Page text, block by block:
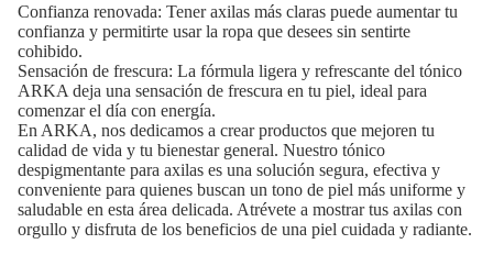
Confianza renovada: Tener axilas más claras puede aumentar tu
confianza y permitirte usar la ropa que desees sin sentirte
cohibido.
Sensación de frescura: La fórmula ligera y refrescante del tónico
ARKA deja una sensación de frescura en tu piel, ideal para
comenzar el día con energía.
En ARKA, nos dedicamos a crear productos que mejoren tu
calidad de vida y tu bienestar general. Nuestro tónico
despigmentante para axilas es una solución segura, efectiva y
conveniente para quienes buscan un tono de piel más uniforme y
saludable en esta área delicada. Atrévete a mostrar tus axilas con
orgullo y disfruta de los beneficios de una piel cuidada y radiante.